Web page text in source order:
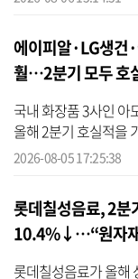
에이피알·LG생건
훨…2분기 모두 호
국내 화장품 3사인 아
올해 2분기 호실적을
로 해외 시장 성장세
2026-08-05 17:25:38
롯데칠성음료, 2분
10.4%↓…“원자재
롯데칠성음료가 올해